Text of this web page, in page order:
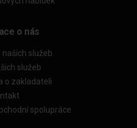
o nás
služeb
služeb
o zakladateli
spolupráce